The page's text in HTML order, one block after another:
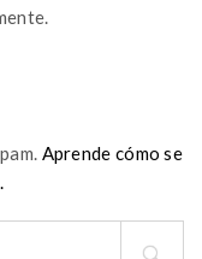
Aprende cómo se